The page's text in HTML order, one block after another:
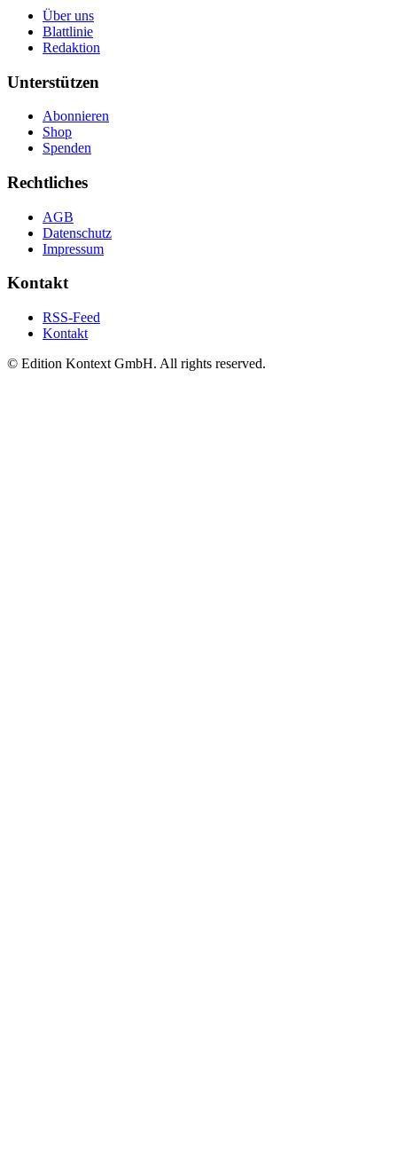
Über uns
Blattlinie
Redaktion
Unterstützen
Abonnieren
Shop
Spenden
Rechtliches
AGB
Datenschutz
Impressum
Kontakt
RSS-Feed
Kontakt
© Edition Kontext GmbH. All rights reserved.